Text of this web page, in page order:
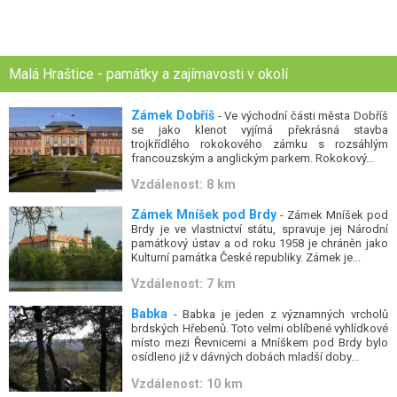
Malá Hraštice - památky a zajímavosti v okolí
Zámek Dobříš - Ve východní části města Dobříš
se jako klenot vyjímá překrásná stavba
trojkřídlého rokokového zámku s rozsáhlým
francouzským a anglickým parkem. Rokokový...
Vzdálenost: 8 km
Zámek Mníšek pod Brdy - Zámek Mníšek pod
Brdy je ve vlastnictví státu, spravuje jej Národní
památkový ústav a od roku 1958 je chráněn jako
Kulturní památka České republiky. Zámek je...
Vzdálenost: 7 km
Babka - Babka je jeden z významných vrcholů
brdských Hřebenů. Toto velmi oblíbené vyhlídkové
místo mezi Řevnicemi a Mníškem pod Brdy bylo
osídleno již v dávných dobách mladší doby...
Vzdálenost: 10 km